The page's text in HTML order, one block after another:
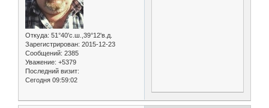
Откуда: 51°40′с.ш.,39°12'в.д.
Зарегистрирован: 2015-12-23
Сообщений: 2385
Уважение: +5379
Последний визит:
Сегодня 09:59:02